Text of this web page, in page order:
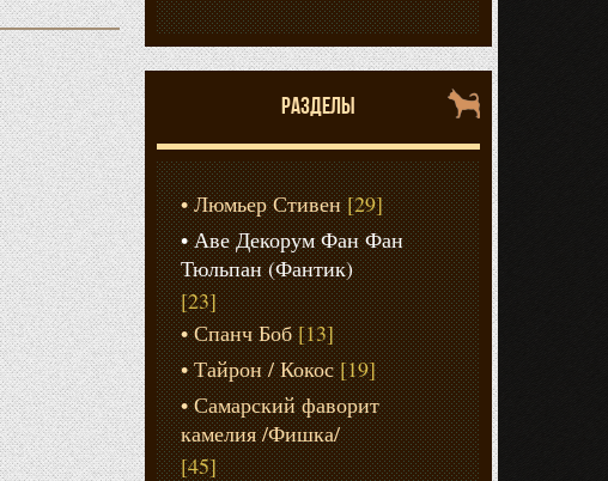
РАЗДЕЛЫ
Люмьер Стивен [29]
Аве Декорум Фан Фан
Тюльпан (Фантик)
[23]
Спанч Боб [13]
Тайрон / Кокос [19]
Самарский фаворит
камелия /Фишка/
[45]